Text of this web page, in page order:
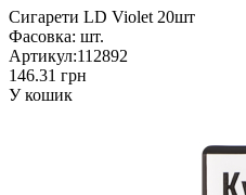
Сигарети LD Violet 20шт
Фасовка: шт.
Артикул:112892
146.31 грн
У кошик